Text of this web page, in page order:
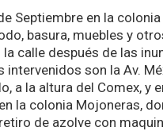
Septiembre en la
basura, muebles y
la calle después de las
intervenidos son la Av.
a la altura del Comex, y
la colonia Mojoneras,
de azolve con